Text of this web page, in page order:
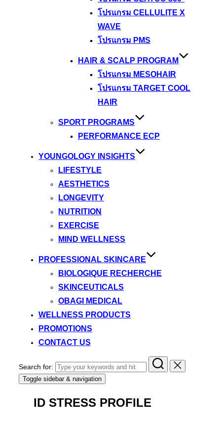
โปรแกรม CELLULITE X
WAVE
โปรแกรม PMS
HAIR & SCALP PROGRAM
โปรแกรม MESOHAIR
โปรแกรม TARGET COOL
HAIR
SPORT PROGRAMS
PERFORMANCE ECP
YOUNGOLOGY INSIGHTS
LIFESTYLE
AESTHETICS
LONGEVITY
NUTRITION
EXERCISE
MIND WELLNESS
PROFESSIONAL SKINCARE
BIOLOGIQUE RECHERCHE
SKINCEUTICALS
OBAGI MEDICAL
WELLNESS PRODUCTS
PROMOTIONS
CONTACT US
Search for:
Toggle sidebar & navigation
ID STRESS PROFILE